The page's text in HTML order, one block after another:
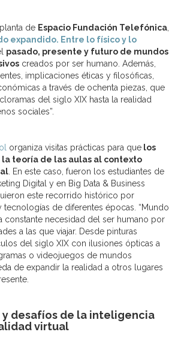
de Espacio Fundación Telefónica
expandido. Entre lo físico y lo
pasado, presente y futuro de mundos
creados por ser humano. Además,
implicaciones éticas y filosóficas,
a través de ochenta piezas, que
del siglo XIX hasta la realidad
sociales”.
organiza visitas prácticas para que los
teoría de las aulas al contexto
. En este caso, fueron los estudiantes de
Digital y en Big Data & Business
este recorrido histórico por
tecnologías de diferentes épocas. “Mundo
constante necesidad del ser humano por
a las que viajar. Desde pinturas
del siglo XIX con ilusiones ópticas a
o videojuegos de mundos
de expandir la realidad a otros lugares
desafíos de la inteligencia
virtual